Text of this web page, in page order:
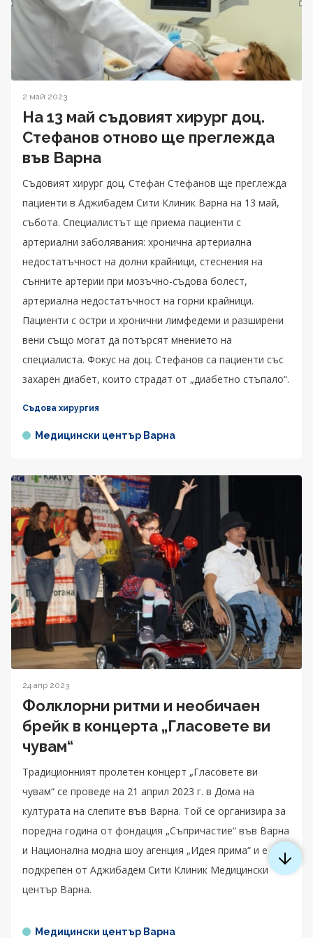
2 май 2023
На 13 май съдовият хирург доц.
Стефанов отново ще преглежда
във Варна
Съдовият хирург доц. Стефан Стефанов ще преглежда
пациенти в Аджибадем Сити Клиник Варна на 13 май,
събота. Специалистът ще приема пациенти с
артериални заболявания: хронична артериална
недостатъчност на долни крайници, стеснения на
сънните артерии при мозъчно-съдова болест,
артериална недостатъчност на горни крайници.
Пациенти с остри и хронични лимфедеми и разширени
вени също могат да потърсят мнението на
специалиста. Фокус на доц. Стефанов са пациенти със
захарен диабет, които страдат от „диабетно стъпало“.
Съдова хирургия
Медицински център Варна
24 апр 2023
Фолклорни ритми и необичаен
брейк в концерта „Гласовете ви
чувам“
Традиционният пролетен концерт „Гласовете ви
чувам“ се проведе на 21 април 2023 г. в Дома на
културата на слепите във Варна. Той се организира за
поредна година от фондация „Съпричастие“ във Варна
и Национална модна шоу агенция „Идея прима“ и е
подкрепен от Аджибадем Сити Клиник Медицински
център Варна.
Медицински център Варна